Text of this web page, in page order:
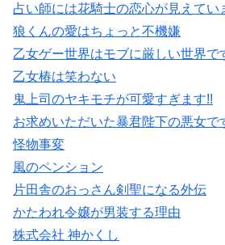
占い師には花騎士の恋心が見えてい
狼くんの愛はちょっと不機嫌
乙女ゲー世界はモブに厳しい世界で
乙女椿は笑わない
鬼上司のヤキモチが可愛すぎます!!
お求めいただいた暴君陛下の悪女で
怪物事変
風のペンション
片田舎のおっさん剣聖になる外伝
かたわれ令嬢が男装する理由
株式会社 神かくし